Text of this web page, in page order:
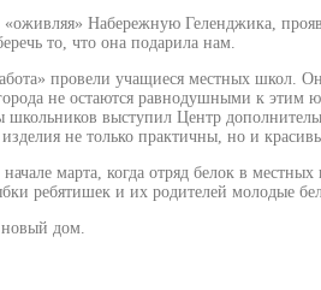
«оживляя» Набережную Геленджика,
то, что она подарила нам.
провели учащиеся местных
не остаются равнодушными к
выступил Центр
не только практичны, но и
марта, когда отряд белок в
ребятишек и их родителей молодые
дом.